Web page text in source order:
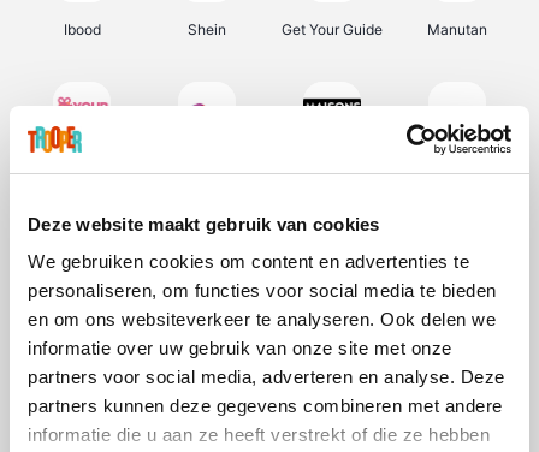
Deze website maakt gebruik van cookies
We gebruiken cookies om content en advertenties te
personaliseren, om functies voor social media te bieden
en om ons websiteverkeer te analyseren. Ook delen we
informatie over uw gebruik van onze site met onze
partners voor social media, adverteren en analyse. Deze
partners kunnen deze gegevens combineren met andere
informatie die u aan ze heeft verstrekt of die ze hebben
Ibood Shein Get Your Guide Manutan
Weekendesk Sarenza Schiesser Interhome